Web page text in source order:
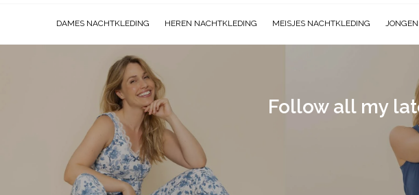
DAMES NACHTKLEDING HEREN NACHTKLEDING MEISJES NACHTKLEDING
Follow all my